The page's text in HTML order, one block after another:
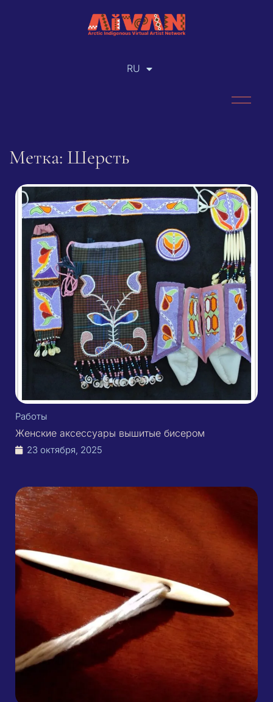
RU
EN
Метка: Шерсть
Работы
Женские аксессуары вышитые бисером
23 октября, 2025